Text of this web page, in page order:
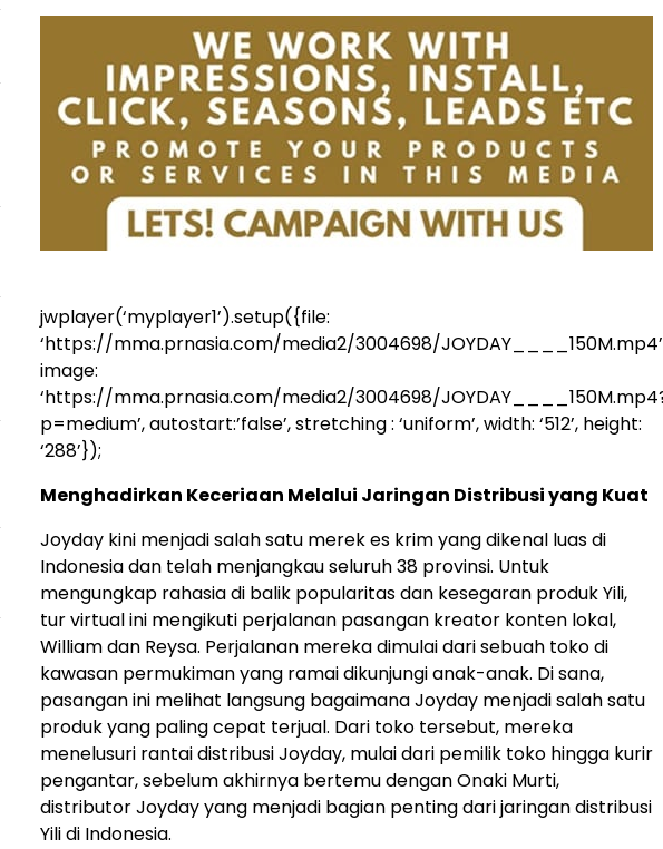
jwplayer(‘myplayer1’).setup({file:
‘https://mma.prnasia.com/media2/3004698/
image:
‘https://mma.prnasia.com/media2/3004698/
p=medium’, autostart:’false’, stretching : ‘uniform’, width: ‘512’, height:
‘288’});
Menghadirkan Keceriaan Melalui Jaringan Distribusi yang Kuat
Joyday kini menjadi salah satu merek es krim yang dikenal luas di
Indonesia dan telah menjangkau seluruh 38 provinsi. Untuk
mengungkap rahasia di balik popularitas dan kesegaran produk Yili,
tur virtual ini mengikuti perjalanan pasangan kreator konten lokal,
William dan Reysa. Perjalanan mereka dimulai dari sebuah toko di
kawasan permukiman yang ramai dikunjungi anak-anak. Di sana,
pasangan ini melihat langsung bagaimana Joyday menjadi salah satu
produk yang paling cepat terjual. Dari toko tersebut, mereka
menelusuri rantai distribusi Joyday, mulai dari pemilik toko hingga kurir
pengantar, sebelum akhirnya bertemu dengan Onaki Murti,
distributor Joyday yang menjadi bagian penting dari jaringan distribusi
Yili di Indonesia.